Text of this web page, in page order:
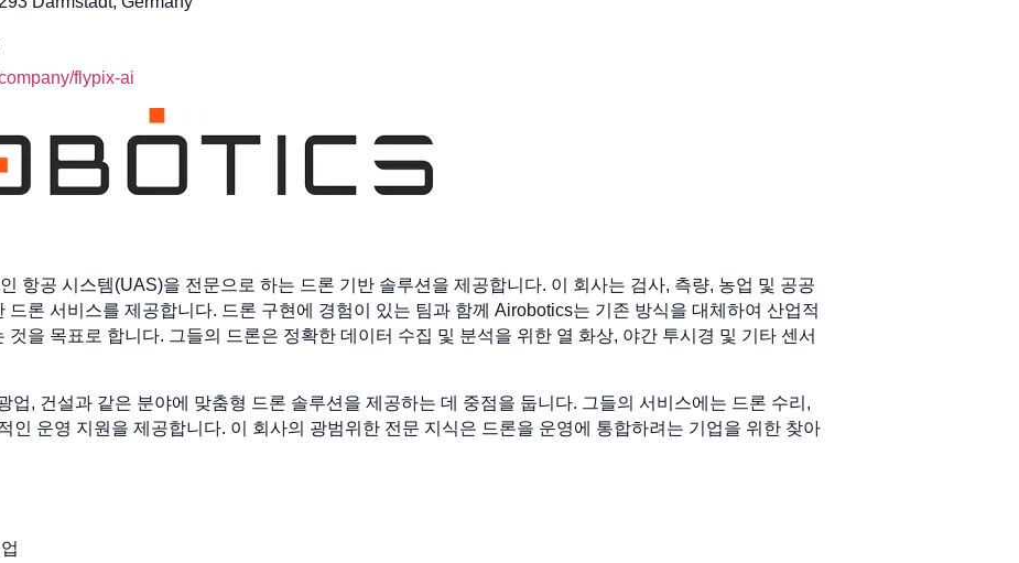
flypix-ai
항공 시스템(UAS)을 전문으로 하는 드론 기반 솔루션을 제공합니다. 이 회사는 검사, 측량, 농업 및 공공
드론 서비스를 제공합니다. 드론 구현에 경험이 있는 팀과 함께 Airobotics는 기존 방식을 대체하여 산업적
을 목표로 합니다. 그들의 드론은 정확한 데이터 수집 및 분석을 위한 열 화상, 야간 투시경 및 기타 센서
업, 건설과 같은 분야에 맞춤형 드론 솔루션을 제공하는 데 중점을 둡니다. 그들의 서비스에는 드론 수리,
인 운영 지원을 제공합니다. 이 회사의 광범위한 전문 지식은 드론을 운영에 통합하려는 기업을 위한 찾아